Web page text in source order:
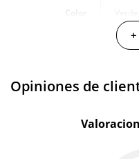
Color Verde
Opiniones de